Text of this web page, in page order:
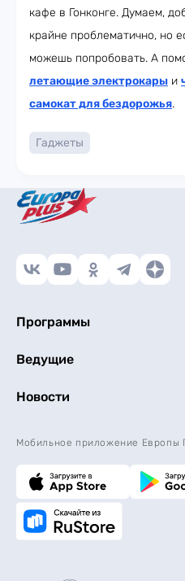
кафе в Гонконге. Думаем,
крайне проблематично, но
можешь попробовать. А
летающие электрокары и
самокат для бездорожья.
Гаджеты
Программы
Ведущие
Новости
Мобильное приложение Европы